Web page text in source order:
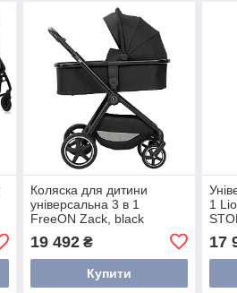
Коляска для дитини
універсальна 3 в 1
FreeON Zack, black
19 492₴
Купити
1
17